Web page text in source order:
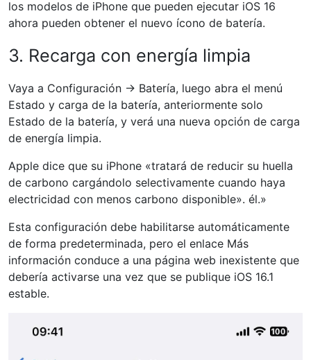
los modelos de iPhone que pueden ejecutar iOS 16
ahora pueden obtener el nuevo ícono de batería.
3. Recarga con energía limpia
Vaya a Configuración -> Batería, luego abra el menú
Estado y carga de la batería, anteriormente solo
Estado de la batería, y verá una nueva opción de carga
de energía limpia.
Apple dice que su iPhone «tratará de reducir su huella
de carbono cargándolo selectivamente cuando haya
electricidad con menos carbono disponible». él.»
Esta configuración debe habilitarse automáticamente
de forma predeterminada, pero el enlace Más
información conduce a una página web inexistente que
debería activarse una vez que se publique iOS 16.1
estable.